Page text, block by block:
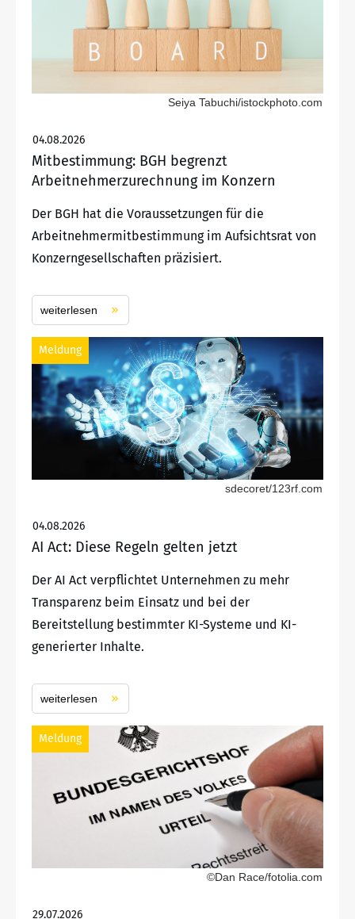
Seiya Tabuchi/istockphoto.com
04.08.2026
Mitbestimmung: BGH begrenzt
Arbeitnehmerzurechnung im Konzern
Der BGH hat die Voraussetzungen für die
Arbeitnehmermitbestimmung im Aufsichtsrat von
Konzerngesellschaften präzisiert.
weiterlesen
Meldung
sdecoret/123rf.com
04.08.2026
AI Act: Diese Regeln gelten jetzt
Der AI Act verpflichtet Unternehmen zu mehr
Transparenz beim Einsatz und bei der
Bereitstellung bestimmter KI-Systeme und KI-
generierter Inhalte.
weiterlesen
Meldung
©Dan Race/fotolia.com
29.07.2026